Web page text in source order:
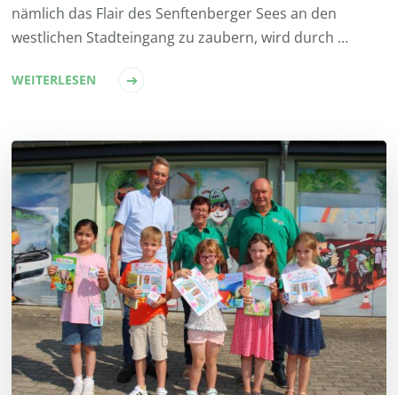
nämlich das Flair des Senftenberger Sees an den
westlichen Stadteingang zu zaubern, wird durch …
WEITERLESEN